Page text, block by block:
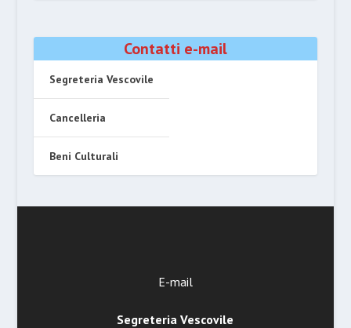
Contatti e-mail
Segreteria Vescovile
Cancelleria
Beni Culturali
E-mail
Segreteria Vescovile